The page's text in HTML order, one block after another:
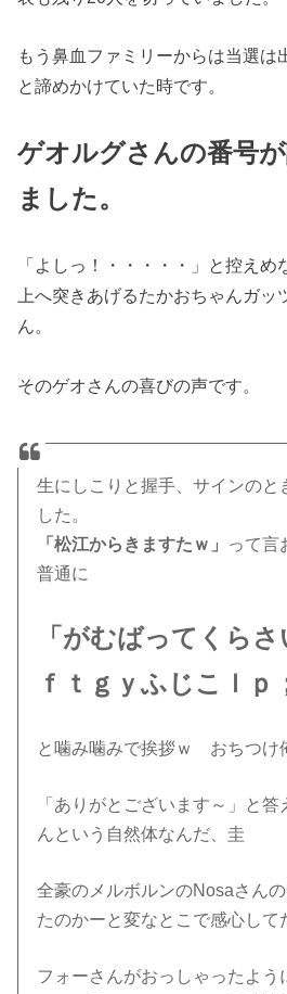
もう鼻血ファミリーからは当選は
と諦めかけていた時です。
ゲオルグさんの番号
ました。
「よしっ！・・・・・」と控えめ
上へ突きあげるたかおちゃんガッ
ん。
そのゲオさんの喜びの声です。
生にしこりと握手、サインのと
した。
「松江からきますたｗ」
って言
普通に
「がむばってくら
ｆｔｇｙふじこｌｐ
と噛み噛みで挨拶ｗ おちつけ
「ありがとございます～」と
んという自然体なんだ、圭
全豪のメルボルンのNosaさん
たのかーと変なとこで感心して
フォーさんがおっしゃったよう